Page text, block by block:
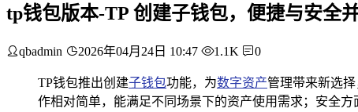
tp钱包版本-TP 创建子钱包，便捷与安全
qbadmin 2026年04月24日 10:47 1.1K 0
TP钱包推出创建子钱包功能，为数字资产管理带来新选
作相对简单，能满足不同场景下的资产使用需求；安全